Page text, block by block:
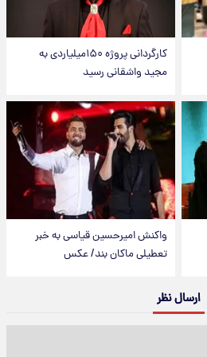
کارگردانی پروژه ۱۵۰میلیاردی به
مجید واشقانی رسید
واکنش امیرحسین قیاسی به خبر
تعطیلی ماکان بند/ عکس
ارسال نظر